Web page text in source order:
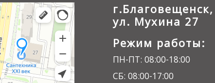
г.Благовещенск,
ул. Мухина 27
Режим работы:
ПН-ПТ: 08:00-18:00
СБ: 08:00-17:00